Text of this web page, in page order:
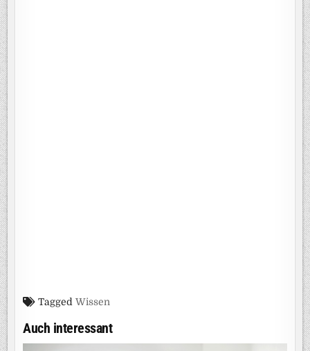
TaggedWissen
Auch interessant